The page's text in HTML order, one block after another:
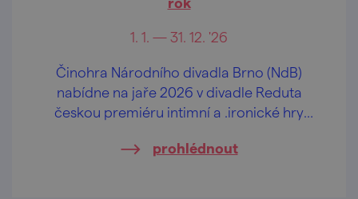
1. 1. — 31. 12. '26
Činohra Národního divadla Brno (NdB)
nabídne na jaře 2026 v divadle Reduta
českou premiéru intimní a .ironické hry
prohlédnout